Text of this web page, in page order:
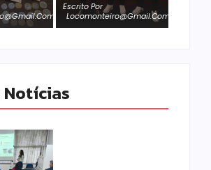
Escrito Por
Locomonteiro@gmail.com